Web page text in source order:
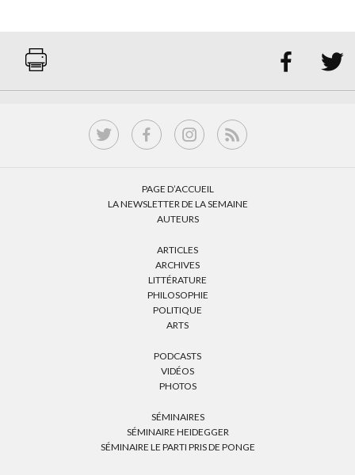
 
PAGE D’ACCUEIL
LA NEWSLETTER DE LA SEMAINE
AUTEURS
ARTICLES
ARCHIVES
LITTÉRATURE
PHILOSOPHIE
POLITIQUE
ARTS
PODCASTS
VIDÉOS
PHOTOS
SÉMINAIRES
SÉMINAIRE HEIDEGGER
SÉMINAIRE LE PARTI PRIS DE PONGE